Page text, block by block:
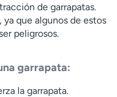
de garrapatas.
que algunos de estos
peligrosos.
garrapata:
la garrapata.